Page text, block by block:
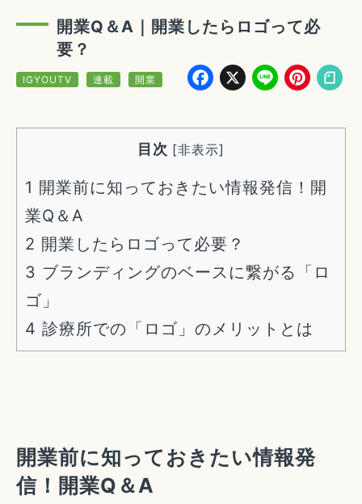
開業Q＆A｜開業したらロゴって必
要？
IGYOUTV 連載 開業 Facebook
X Line
目次 [非表示]
1 開業前に知っておきたい情報発信！開
業Q＆A
2 開業したらロゴって必要？
3 ブランディングのベースに繋がる「ロ
ゴ」
4 診療所での「ロゴ」のメリットとは
開業前に知っておきたい情報発
信！開業Q＆A